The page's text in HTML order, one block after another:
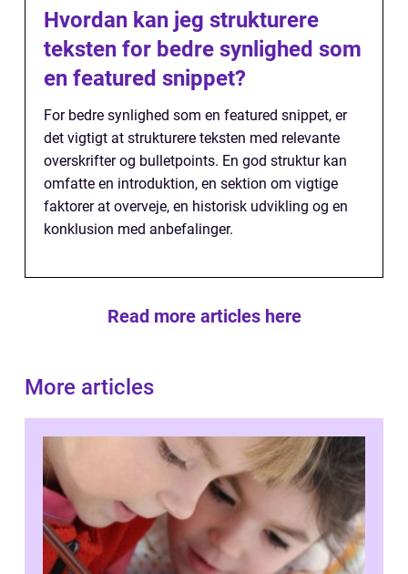
Hvordan kan jeg strukturere
teksten for bedre synlighed som
en featured snippet?
For bedre synlighed som en featured snippet, er
det vigtigt at strukturere teksten med relevante
overskrifter og bulletpoints. En god struktur kan
omfatte en introduktion, en sektion om vigtige
faktorer at overveje, en historisk udvikling og en
konklusion med anbefalinger.
Read more articles here
More articles